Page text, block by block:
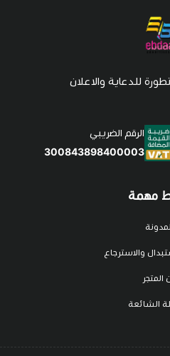
مهمة
والاسترجاع
المتجر
الشائعة
للدعاية والاعلان
الرقم الضريبي
300843898400003